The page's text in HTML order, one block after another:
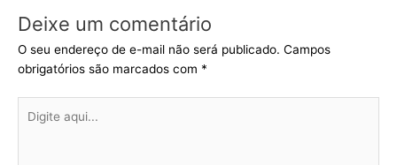
Deixe um comentário
O seu endereço de e-mail não será publicado. Campos
obrigatórios são marcados com *
aqui...